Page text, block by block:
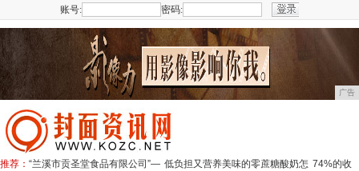
账号: 密码:
广告
推荐： “兰溪市贡圣堂食品有限公司”— 低负担又营养美味的零蔗糖酸奶怎 74%的收